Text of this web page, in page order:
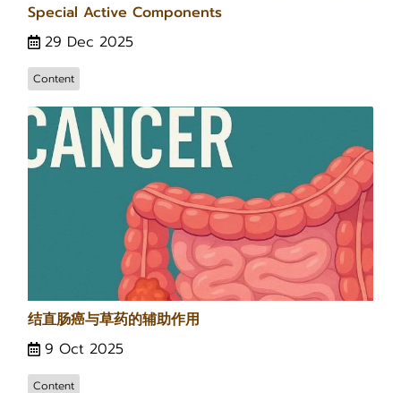
Special Active Components
29 Dec 2025
Content
结直肠癌与草药的辅助作用
9 Oct 2025
Content